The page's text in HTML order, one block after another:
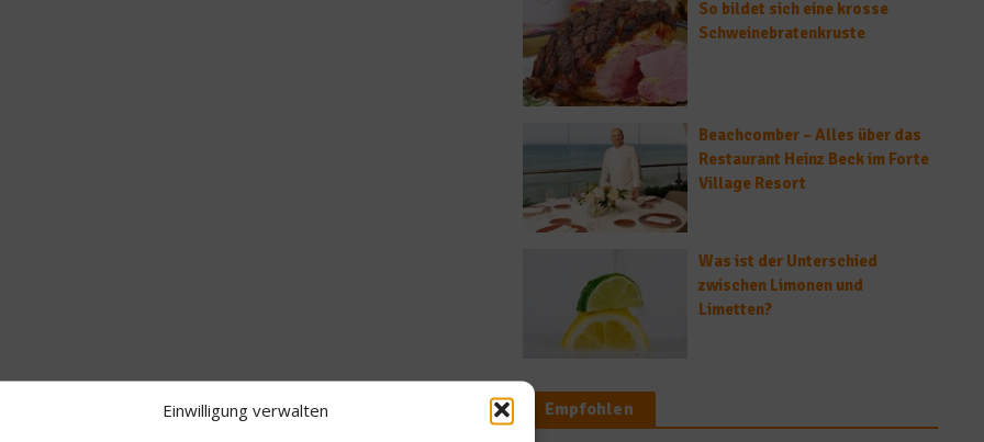
Einwilligung verwalten
So bildet sich eine krosse
Schweinebratenkruste
Beachcomber – Alles über das
Restaurant Heinz Beck im Forte
Village Resort
Was ist der Unterschied
zwischen Limonen und
Limetten?
Empfohlen